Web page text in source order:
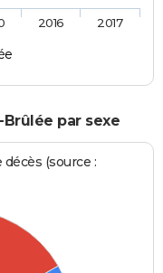
2016 2017
par sexe
(source :